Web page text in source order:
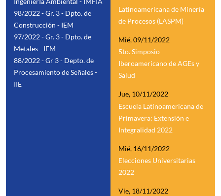
98/2022 - Gr. 3 - Dpto. de
Construcción - IEM
97/2022 - Gr. 3 - Dpto. de
Metales - IEM
88/2022 - Gr 3 - Depto. de
Procesamiento de Señales -
IIE
Latinoamericana de Minería
de Procesos (LASPM)
Mié, 09/11/2022
5to. Simposio
Iberoamericano de AGEs y
Salud
Jue, 10/11/2022
Escuela Latinoamericana de
Primavera: Extensión e
Integralidad 2022
Mié, 16/11/2022
Elecciones Universitarias
2022
Vie, 18/11/2022